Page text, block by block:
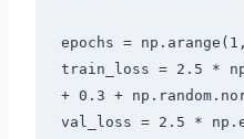
epochs =
train_loss = 2.5 *
+ 0.3 +
val_loss = 2.5 *